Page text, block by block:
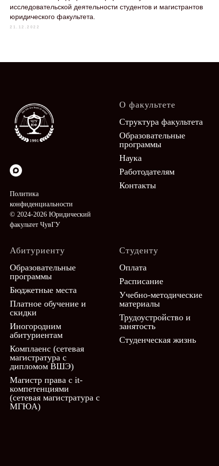
исследовательской деятельности студентов и магистрантов
юридического факультета.
21.12.2022
Политика
конфиденциальности
© 2024-2026 Юридический
факультет ЧувГУ
О факультете
Структура факультета
Образовательные
программы
Наука
Работодателям
Контакты
Абитуриенту
Образовательные
программы
Бюджетные места
Платное обучение и
скидки
Иногородним
абитуриентам
Комплаенс (сетевая
магистратура с
дипломом ВШЭ)
Магистр права с it-
компетенциями
(сетевая магистратура с
МГЮА)
Студенту
Оплата
Расписание
Учебно-методические
материалы
Трудоустройство и
занятость
Студенческая жизнь